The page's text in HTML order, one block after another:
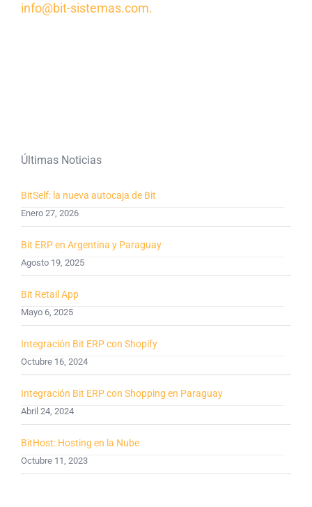
info@bit-sistemas.com.
Últimas Noticias
BitSelf: la nueva autocaja de Bit
Enero 27, 2026
Bit ERP en Argentina y Paraguay
Agosto 19, 2025
Bit Retail App
Mayo 6, 2025
Integración Bit ERP con Shopify
Octubre 16, 2024
Integración Bit ERP con Shopping en Paraguay
Abril 24, 2024
BitHost: Hosting en la Nube
Octubre 11, 2023